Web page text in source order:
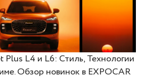
Plus L4 и L6: Стиль, Технологии
Обзор новинок в EXPOCAR